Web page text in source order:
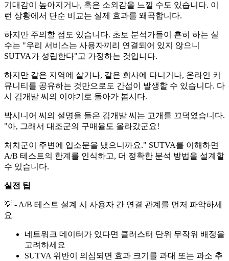
기대감이 높아지거나, 혹은 소외감을 느낄 수도 있습니다. 이
런 상황에서 단순 비교는 실제 효과를 왜곡합니다.
하지만 주의할 점도 있습니다. 초보 분석가들이 흔히 하는 실
수는 "우리 서비스는 사용자끼리 연결되어 있지 않으니
SUTVA가 성립한다"고 가정하는 것입니다.
하지만 같은 지역에 살거나, 같은 회사에 다니거나, 온라인 커
뮤니티를 공유하는 것만으로도 간섭이 발생할 수 있습니다. 다
시 김개발 씨의 이야기로 돌아가 봅시다.
박시니어 씨의 설명을 들은 김개발 씨는 고개를 끄덕였습니다.
"아, 그래서 대조군의 구매율도 올라갔군요!
처치군이 주변에 입소문을 냈으니까요." SUTVA를 이해하면
A/B 테스트의 한계를 인식하고, 더 정확한 분석 방법을 설계할
수 있습니다.
실전 팁
💡 - A/B 테스트 설계 시 사용자 간 연결 관계를 먼저 파악하세
요
네트워크 데이터가 있다면 클러스터 단위 무작위 배정을
고려하세요
SUTVA 위반이 의심되면 효과 크기를 과대 또는 과소 추